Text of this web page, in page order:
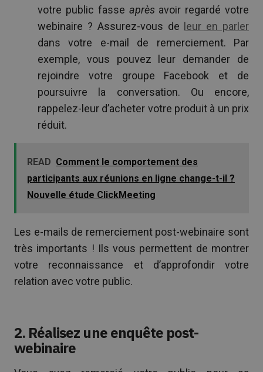
votre public fasse aprèsavoir regardé votre
webinaire ? Assurez-vous de
leur en parler
dans votre e-mail de remerciement. Par
exemple, vous pouvez leur demander de
rejoindre votre groupe Facebook et de
poursuivre la conversation. Ou encore,
rappelez-leur d’acheter votre produit à un prix
réduit.
READ Comment le comportement des
participants aux réunions en ligne change-t-il ?
Nouvelle étude ClickMeeting
Les e-mails de remerciement post-webinaire sont
très importants ! Ils vous permettent de montrer
votre reconnaissance et d’approfondir votre
relation avec votre public.
2. Réalisez une enquête post-
webinaire